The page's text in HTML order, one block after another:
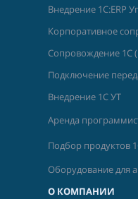
Внедрение 1С:ERP
Корпоративное
Сопровождение 1С
Подключение
Внедрение 1С УТ
Аренда
Подбор продуктов
Оборудование для
О КОМПАНИИ